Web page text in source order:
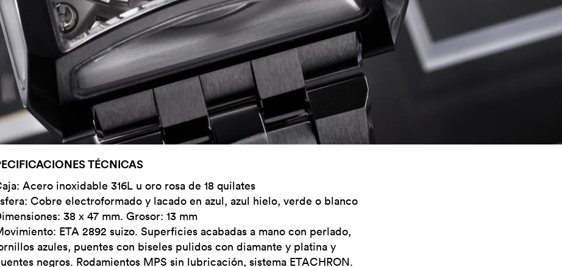
TÉCNICAS
Acero inoxidable 316L u oro rosa de 18 quilates
Cobre electroformado y lacado en azul, azul hielo, verde o blanco
38 x 47 mm. Grosor: 13 mm
ETA 2892 suizo. Superficies acabadas a mano con perlado,
azules, puentes con biseles pulidos con diamante y platina y
negros. Rodamientos MPS sin lubricación, sistema ETACHRON.